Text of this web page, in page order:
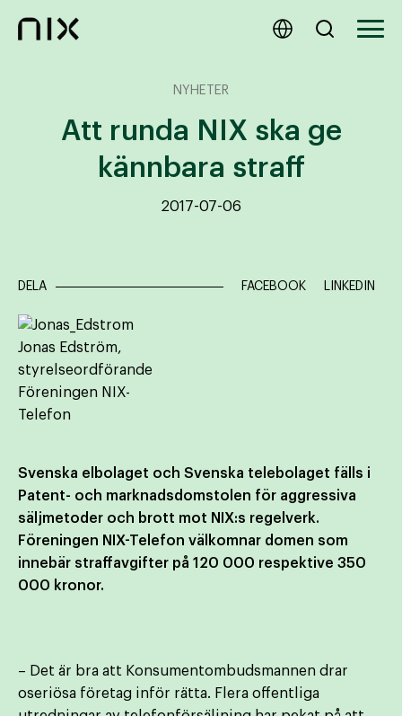
NYHETER
Att runda NIX ska ge
kännbara straff
2017-07-06
DELA FACEBOOK LINKEDIN
Jonas Edström,
styrelseordförande
Föreningen NIX-
Telefon
Svenska elbolaget och Svenska telebolaget fälls i
Patent- och marknadsdomstolen för aggressiva
säljmetoder och brott mot NIX:s regelverk.
Föreningen NIX-Telefon välkomnar domen som
innebär straffavgifter på 120 000 respektive 350
000 kronor.
– Det är bra att Konsumentombudsmannen drar
oseriösa företag inför rätta. Flera offentliga